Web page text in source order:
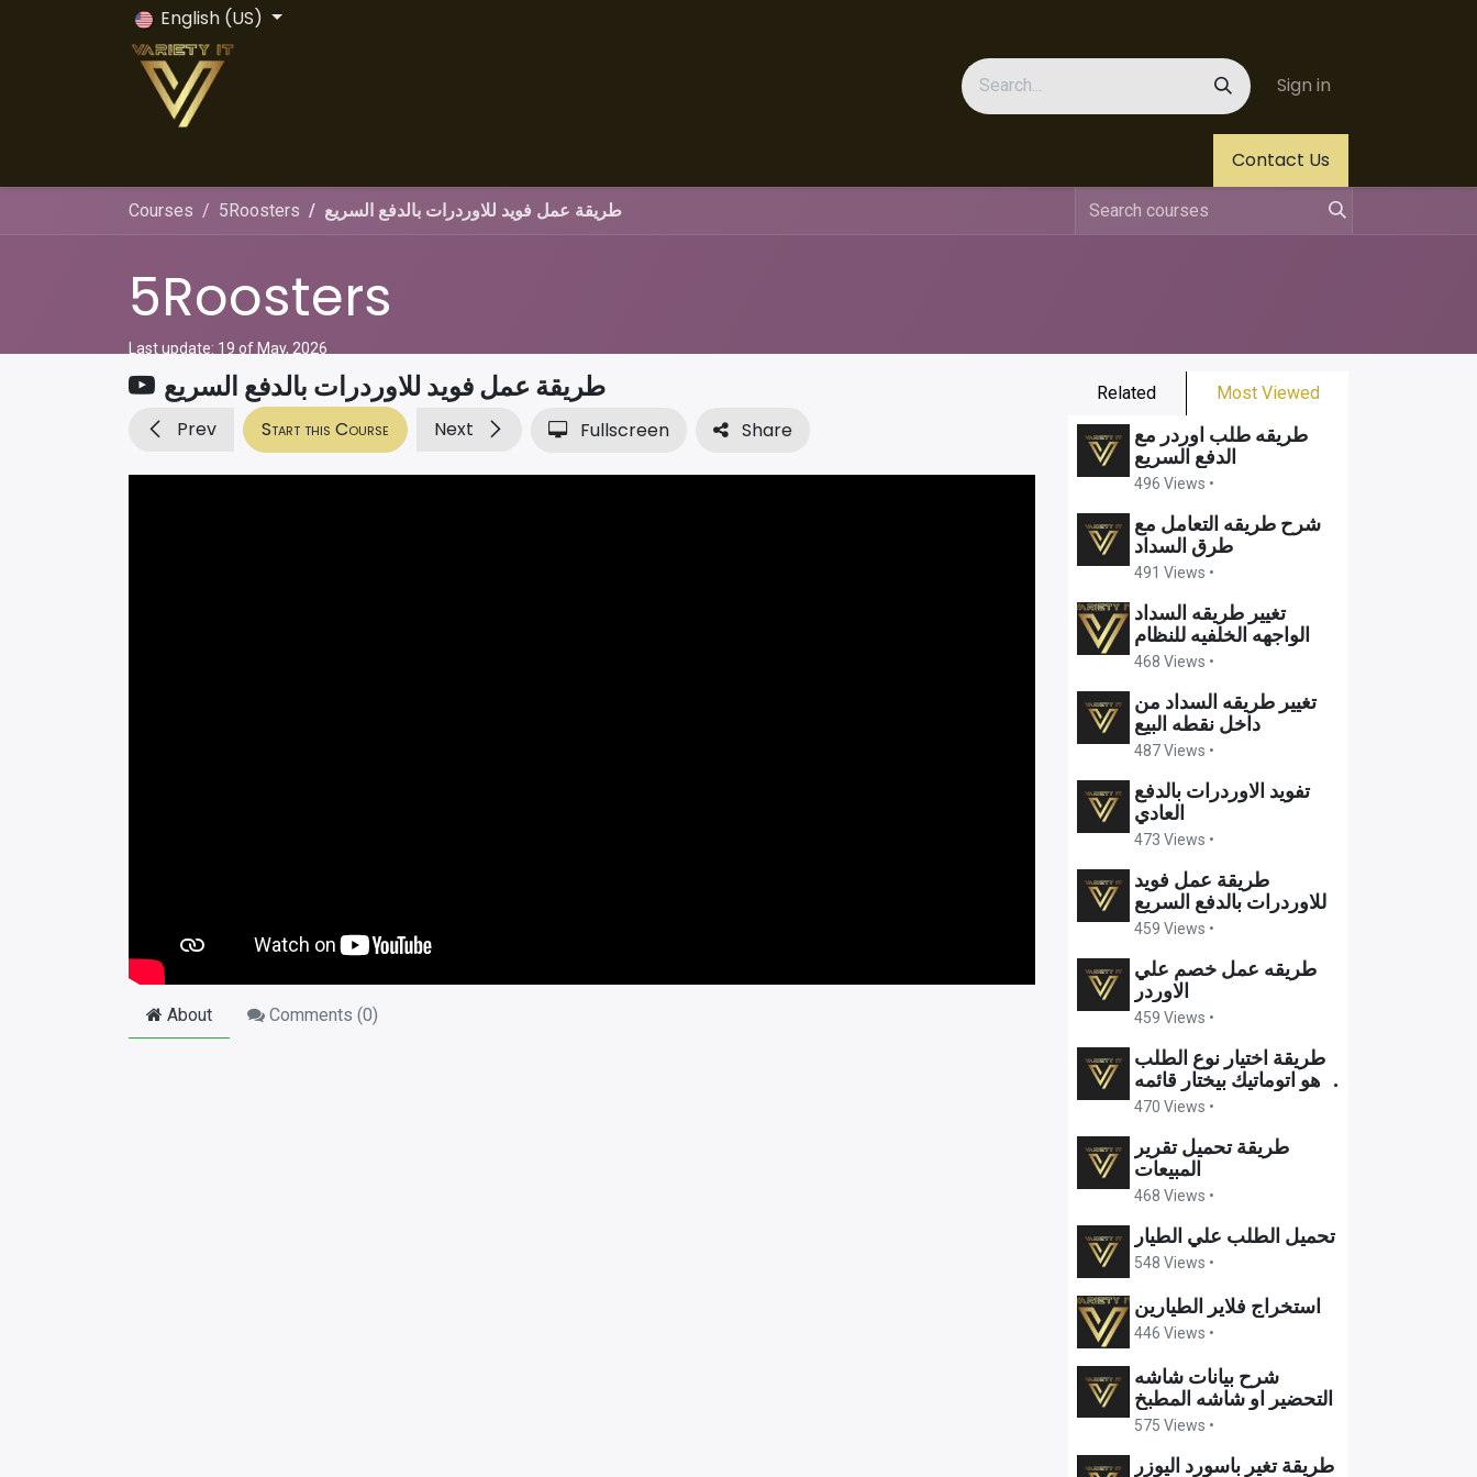
English (US)
Sign in
Contact Us
Courses 5Roosters طريقة عمل فويد للاوردرات بالدفع السريع
5Roosters
Last update: 19 of May, 2026
Related Most Viewed
طريقه طلب اوردر مع
الدفع السريع
496 Views •
شرح طريقه التعامل مع
طرق السداد
491 Views •
تغيير طريقه السداد
الواجهه الخلفيه للنظام
468 Views •
تغيير طريقه السداد من
داخل نقطه البيع
487 Views •
تفويد الاوردرات بالدفع
العادي
473 Views •
طريقة عمل فويد
للاوردرات بالدفع السريع
459 Views •
طريقه عمل خصم علي
الاوردر
459 Views •
طريقة اختيار نوع الطلب
وهو اتوماتيك بيختار قائمه
الاسعار
470 Views •
طريقة تحميل تقرير
المبيعات
468 Views •
تحميل الطلب علي الطيار
548 Views •
استخراج فلاير الطيارين
446 Views •
شرح بيانات شاشه
التحضير او شاشه المطبخ
575 Views •
طريقة تغير باسورد اليوزر
طريقة عمل فويد للاوردرات بالدفع السريع
Prev Start this Course Next Fullscreen Share
About Comments (0)